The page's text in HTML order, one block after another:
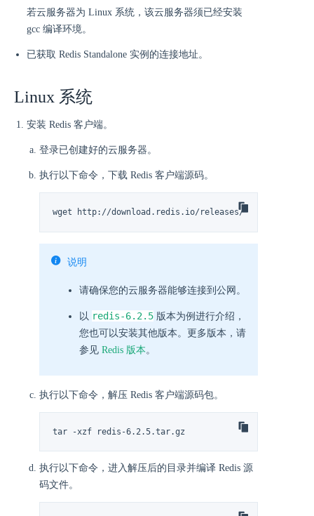
若云服务器为 Linux 系统，该云服务器须已经安装
gcc 编译环境。
已获取 Redis Standalone 实例的连接地址。
Linux 系统
安装 Redis 客户端。
登录已创建好的云服务器。
执行以下命令，下载 Redis 客户端源码。
wget http://download.redis.io/releases/redis-
说明
请确保您的云服务器能够连接到公网。
以 redis-6.2.5 版本为例进行介绍，
您也可以安装其他版本。更多版本，请
参见 Redis 版本 。
执行以下命令，解压 Redis 客户端源码包。
tar -xzf redis-6.2.5.tar.gz
执行以下命令，进入解压后的目录并编译 Redis 源
码文件。